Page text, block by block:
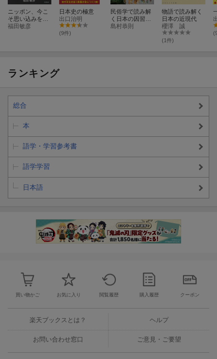
ニッポン、今こ
そ思い込みを捨
てる時
福田敏彦
日本史の極意
出口治明
(9件)
民俗学で読み解
く日本の因習と
伝承
島村恭則
物語で読み解く
日本の近現代
櫻澤 誠
(1件)
ランキング
総合
本
語学・学習参考書
語学学習
日本語
買い物かご お気に入り 閲覧履歴 購入履歴 クーポン
楽天ブックスとは？ ヘルプ
お問い合わせ窓口 ご意見・ご要望